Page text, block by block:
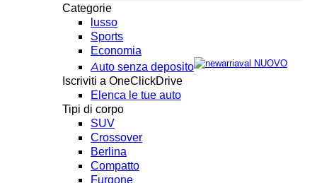
Categorie
lusso
Sports
Economia
Auto senza deposito
NUOVO
Iscriviti a OneClickDrive
Elenca le tue auto
Tipi di corpo
SUV
Crossover
Berlina
Compatto
Furgone